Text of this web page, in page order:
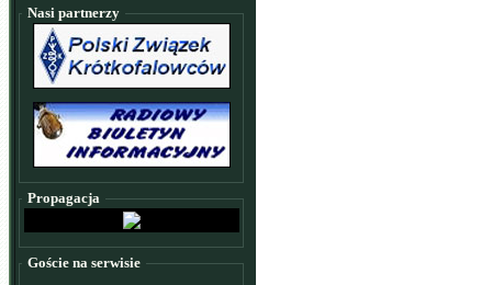
Nasi partnerzy
Propagacja
Goście na serwisie